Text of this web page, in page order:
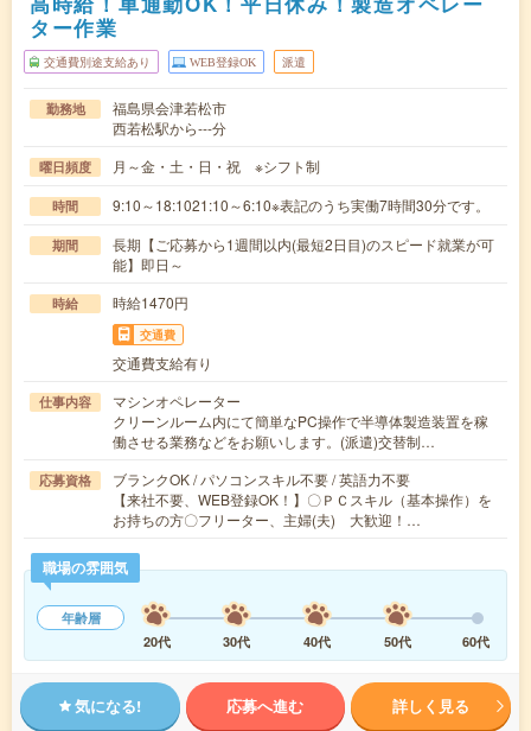
ター作業
交通費別途支給あり WEB登録OK 派遣
勤務地
福島県会津若松市
西若松駅から---分
曜日頻度 月～金・土・日・祝 ※シフト制
時間 9:10～18:1021:10～6:10※表記のうち実働7時間30分です。
期間
長期【ご応募から1週間以内(最短2日目)のスピード就業が可
能】即日～
時給 時給1470円
交通費
交通費支給有り
仕事内容
マシンオペレーター
クリーンルーム内にて簡単なPC操作で半導体製造装置を稼
働させる業務などをお願いします。(派遣)交替制…
応募資格
ブランクOK / パソコンスキル不要 / 英語力不要
【来社不要、WEB登録OK！】〇ＰＣスキル（基本操作）を
お持ちの方〇フリーター、主婦(夫) 大歓迎！…
職場の雰囲気
年齢層
20代
30代 40代 50代 60代
気になる! 応募へ進む 詳しく見る